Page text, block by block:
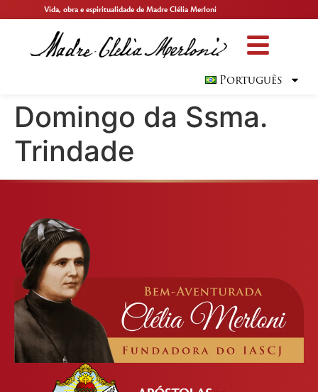
Vida, obra e espiritualidade de Madre Clélia Merloni
Português
Domingo da Ssma.
Trindade